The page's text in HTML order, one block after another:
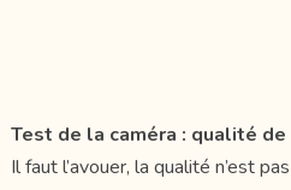
Test de la caméra : qualité de
Il faut l’avouer, la qualité n’est